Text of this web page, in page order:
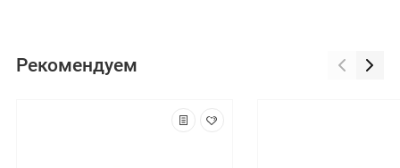
Рекомендуем